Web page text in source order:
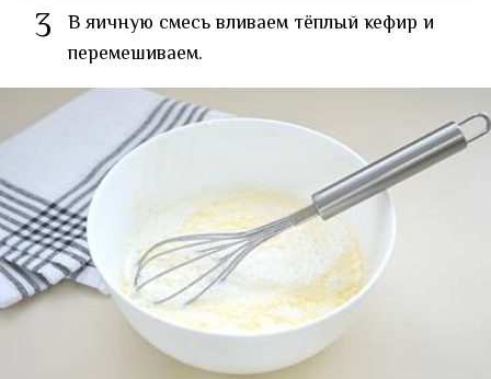
3 В яичную смесь вливаем тёплый кефир и
перемешиваем.